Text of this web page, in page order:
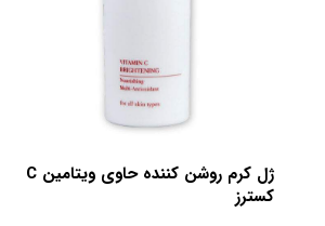
ژل کرم روشن کننده حاوی ویتامین C
کسترز